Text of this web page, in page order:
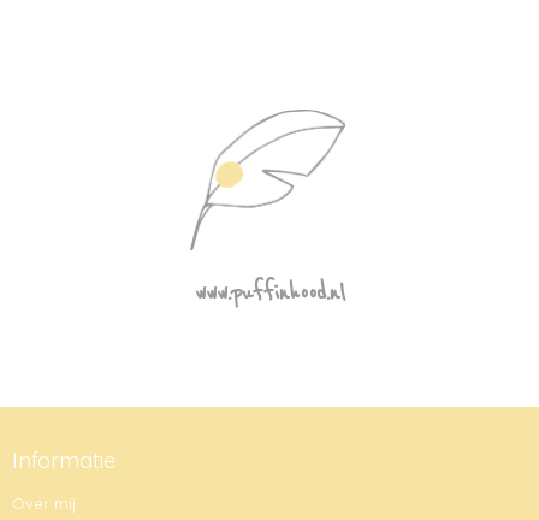
www.puffinhood.nl
Informatie
Over mij